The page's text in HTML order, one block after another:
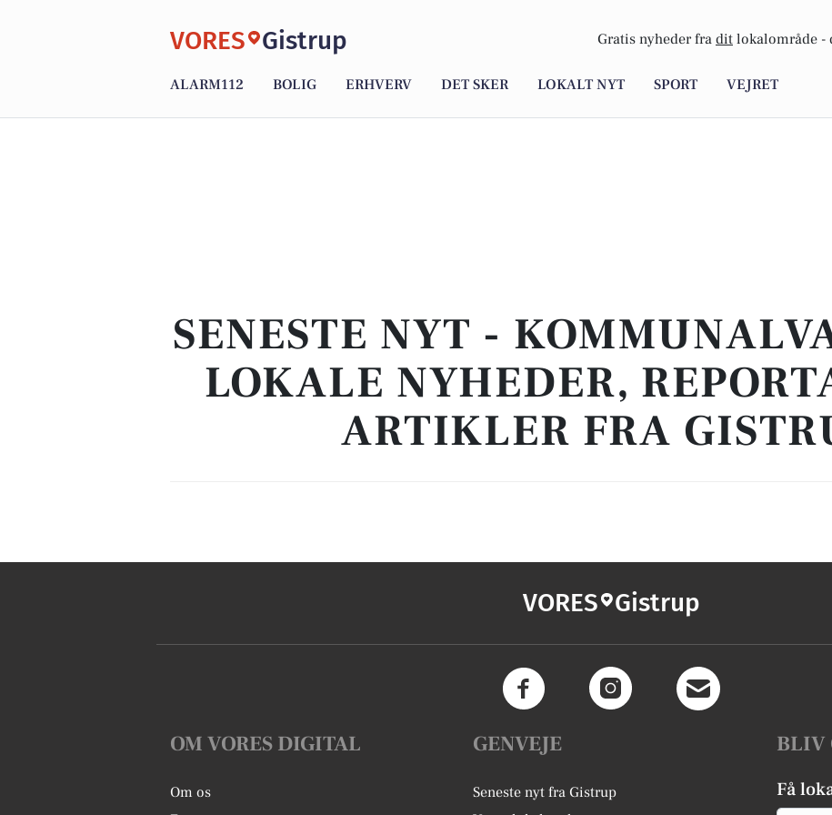
VORES Gistrup Gratis nyheder fra dit lokalområde -
ALARM112 BOLIG ERHVERV DET SKER LOKALT NYT SPORT VEJRET
SENESTE NYT -
LOKALE NYHEDER,
ARTIKLER FRA
VORES Gistrup
OM VORES DIGITAL
Om os
GENVEJE
Seneste nyt fra Gistrup
BLIV
Få